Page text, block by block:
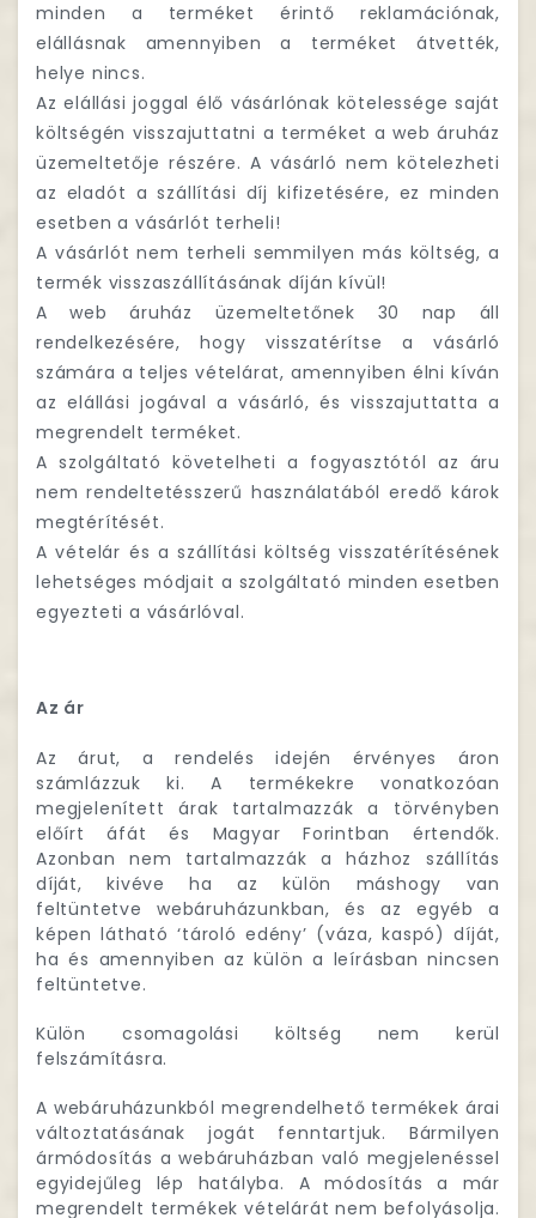
minden a terméket érintő reklamációnak,
elállásnak amennyiben a terméket átvették,
helye nincs.
Az elállási joggal élő vásárlónak kötelessége saját
költségén visszajuttatni a terméket a web áruház
üzemeltetője részére. A vásárló nem kötelezheti
az eladót a szállítási díj kifizetésére, ez minden
esetben a vásárlót terheli!
A vásárlót nem terheli semmilyen más költség, a
termék visszaszállításának díján kívül!
A web áruház üzemeltetőnek 30 nap áll
rendelkezésére, hogy visszatérítse a vásárló
számára a teljes vételárat, amennyiben élni kíván
az elállási jogával a vásárló, és visszajuttatta a
megrendelt terméket.
A szolgáltató követelheti a fogyasztótól az áru
nem rendeltetésszerű használatából eredő károk
megtérítését.
A vételár és a szállítási költség visszatérítésének
lehetséges módjait a szolgáltató minden esetben
egyezteti a vásárlóval.
Az ár
Az árut, a rendelés idején érvényes áron
számlázzuk ki. A termékekre vonatkozóan
megjelenített árak tartalmazzák a törvényben
előírt áfát és Magyar Forintban értendők.
Azonban nem tartalmazzák a házhoz szállítás
díját, kivéve ha az külön máshogy van
feltüntetve webáruházunkban, és az egyéb a
képen látható ‘tároló edény’ (váza, kaspó) díját,
ha és amennyiben az külön a leírásban nincsen
feltüntetve.
Külön csomagolási költség nem kerül
felszámításra.
A webáruházunkból megrendelhető termékek árai
változtatásának jogát fenntartjuk. Bármilyen
ármódosítás a webáruházban való megjelenéssel
egyidejűleg lép hatályba. A módosítás a már
megrendelt termékek vételárát nem befolyásolja.